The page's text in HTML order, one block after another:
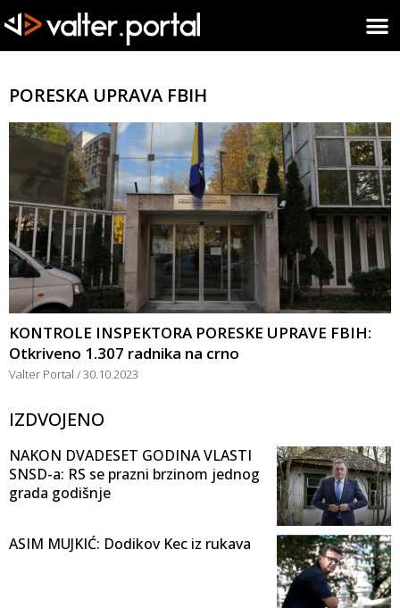
PORESKA UPRAVA FBIH
KONTROLE INSPEKTORA PORESKE UPRAVE FBIH:
Otkriveno 1.307 radnika na crno
Valter Portal 30.10.2023
IZDVOJENO
NAKON DVADESET GODINA VLASTI
SNSD-a: RS se prazni brzinom jednog
grada godišnje
ASIM MUJKIĆ: Dodikov Kec iz rukava